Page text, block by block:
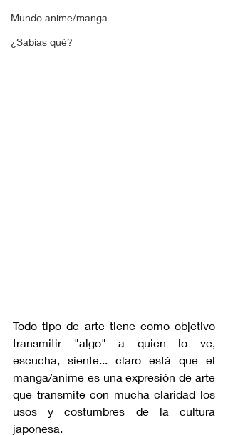
Mundo anime/manga
¿Sabías qué?
Todo tipo de arte tiene como objetivo
transmitir "algo" a quien lo ve,
escucha, siente... claro está que el
manga/anime es una expresión de arte
que transmite con mucha claridad los
usos y costumbres de la cultura
japonesa.